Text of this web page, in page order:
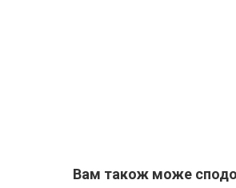
Вам також може